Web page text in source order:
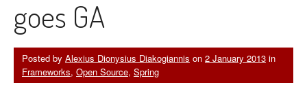
a
R
S
T
f
goes GA
Posted by Alexius Dionysius Diakogiannis on 2 January 2013 in
Frameworks, Open Source, Spring